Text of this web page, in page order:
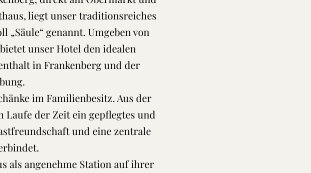
liegt unser traditionsreiches
„Säule“ genannt. Umgeben von
unser Hotel den idealen
in Frankenberg und der
im Familienbesitz. Aus der
Laufe der Zeit ein gepflegtes und
und eine zentrale
als angenehme Station auf ihrer